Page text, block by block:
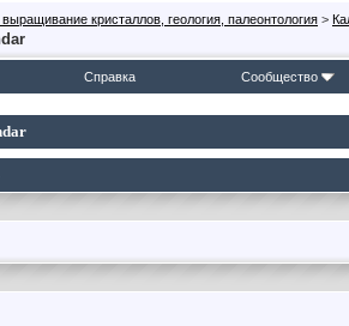
кристаллов, геология, палеонтология >
Справка Сообщество